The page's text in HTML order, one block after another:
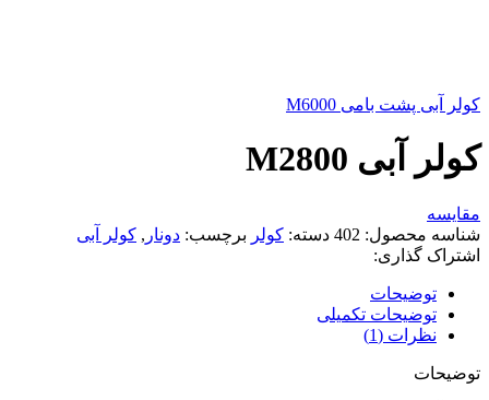
کولر آبی پشت بامی M6000
کولر آبی M2800
مقايسه
شناسه محصول: 402 دسته: کولر برچسب: دونار , کولر آبی
اشتراک گذاری:
توضیحات
توضیحات تکمیلی
نظرات (1)
توضیحات